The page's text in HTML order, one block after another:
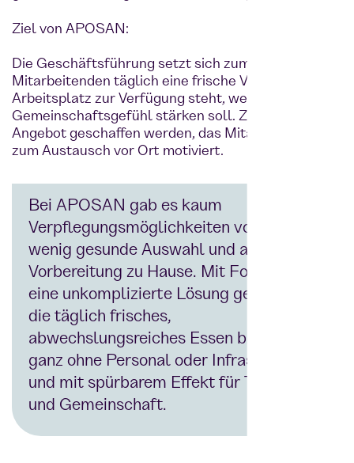
Ziel von APOSAN:
Die Geschäftsführung setzt sich zum Ziel, dass den
Mitarbeitenden täglich eine frische Verpflegung am
Arbeitsplatz zur Verfügung steht, welche das
Gemeinschaftsgefühl stärken soll. Zudem soll ein
Angebot geschaffen werden, das Mitarbeitende
zum Austausch vor Ort motiviert.
Bei APOSAN gab es kaum
Verpflegungsmöglichkeiten vor Ort,
wenig gesunde Auswahl und aufwändige
Vorbereitung zu Hause. Mit Foodji wurde
eine unkomplizierte Lösung geschaffen,
die täglich frisches,
abwechslungsreiches Essen bietet –
ganz ohne Personal oder Infrastruktur
und mit spürbarem Effekt für Teamgeist
und Gemeinschaft.